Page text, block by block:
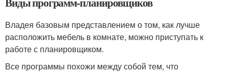
Владея базовым представлением о том, как лучше
расположить мебель в комнате, можно приступать к
работе с планировщиком.
Все программы похожи между собой тем, что